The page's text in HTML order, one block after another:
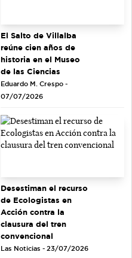
El Salto de Villalba
reúne cien años de
historia en el Museo
de las Ciencias
Eduardo M. Crespo -
07/07/2026
Desestiman el recurso
de Ecologistas en
Acción contra la
clausura del tren
convencional
Las Noticias - 23/07/2026